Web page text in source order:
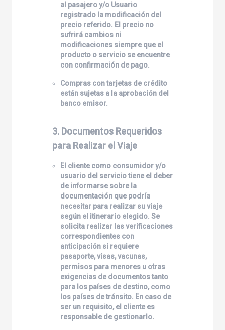
al pasajero y/o Usuario
registrado la modificación del
precio referido. El precio no
sufrirá cambios ni
modificaciones siempre que el
producto o servicio se encuentre
con confirmación de pago.
Compras con tarjetas de crédito
están sujetas a la aprobación del
banco emisor.
3. Documentos Requeridos
para Realizar el Viaje
El cliente como consumidor y/o
usuario del servicio tiene el deber
de informarse sobre la
documentación que podría
necesitar para realizar su viaje
según el itinerario elegido. Se
solicita realizar las verificaciones
correspondientes con
anticipación si requiere
pasaporte, visas, vacunas,
permisos para menores u otras
exigencias de documentos tanto
para los países de destino, como
los países de tránsito. En caso de
ser un requisito, el cliente es
responsable de gestionarlo.